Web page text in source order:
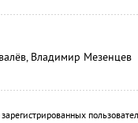
Владимир Мезенцев